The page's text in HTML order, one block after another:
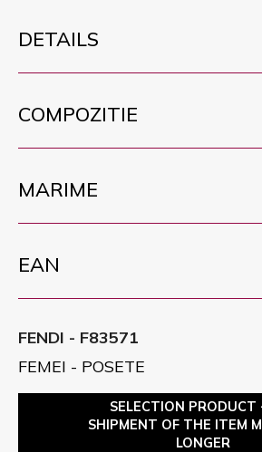
DETAILS
COMPOZITIE
MARIME
EAN
FENDI - F83571
FEMEI - POSETE
SELECTION PRODUCT
SHIPMENT OF THE ITEM
LONGER